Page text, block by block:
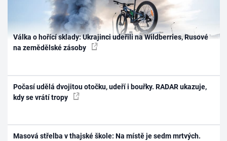
Válka o hořící sklady: Ukrajinci udeřili na Wildberries, Rusové
na zemědělské zásoby
Počasí udělá dvojitou otočku, udeří i bouřky. RADAR ukazuje,
kdy se vrátí tropy
Masová střelba v thajské škole: Na místě je sedm mrtvých.